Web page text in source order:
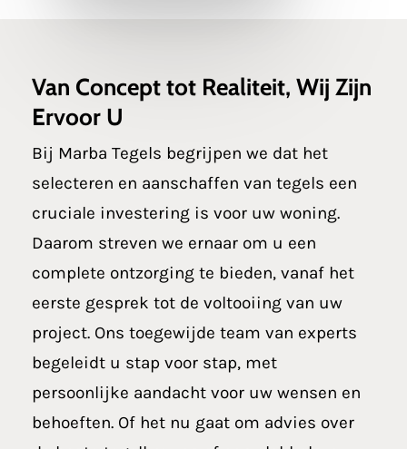
Van Concept tot Realiteit, Wij Zijn
Ervoor U
Bij Marba Tegels begrijpen we dat het
selecteren en aanschaffen van tegels een
cruciale investering is voor uw woning.
Daarom streven we ernaar om u een
complete ontzorging te bieden, vanaf het
eerste gesprek tot de voltooiing van uw
project. Ons toegewijde team van experts
begeleidt u stap voor stap, met
persoonlijke aandacht voor uw wensen en
behoeften. Of het nu gaat om advies over